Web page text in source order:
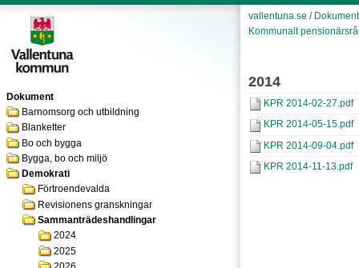
Dokument
Barnomsorg och utbildning
Blanketter
Bo och bygga
Bygga, bo och miljö
Demokrati
Förtroendevalda
Revisionens granskningar
Sammanträdeshandlingar
2024
2025
vallentuna.se / Dokument
Kommunalt
2014
KPR 2014-02-27.pdf
KPR 2014-05-15.pdf
KPR 2014-09-04.pdf
KPR 2014-11-13.pdf